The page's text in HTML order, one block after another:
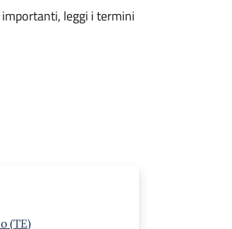
leggi i termini
(TE)